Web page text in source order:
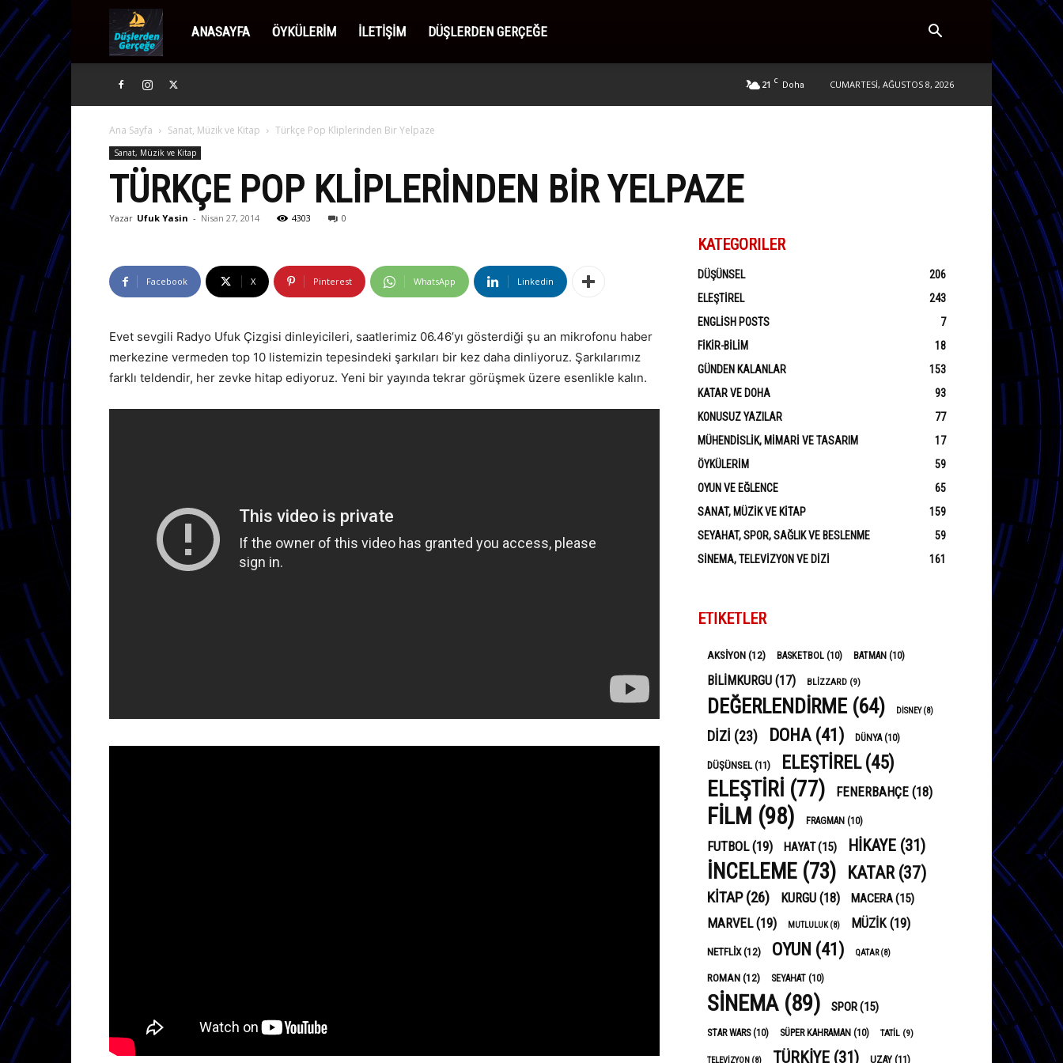
Düşlerden
ANASAYFA ÖYKÜLERIM İLETIŞIM DÜŞLERDEN GERÇEĞE
21 C Doha CUMARTESI, AĞUSTOS 8, 2026
Ana Sayfa Sanat, Müzik ve Kitap Türkçe Pop Kliplerinden Bir Yelpaze
Sanat, Müzik ve Kitap
TÜRKÇE POP KLIPLERINDEN BIR YELPAZE
Yazar Ufuk Yasin - Nisan 27, 2014 4303 0
Facebook X Pinterest WhatsApp Linkedin
Evet sevgili Radyo Ufuk Çizgisi dinleyicileri, saatlerimiz 06.46’yı gösterdiği şu an mikrofonu haber
merkezine vermeden top 10 listemizin tepesindeki şarkıları bir kez daha dinliyoruz. Şarkılarımız
farklı teldendir, her zevke hitap ediyoruz. Yeni bir yayında tekrar görüşmek üzere esenlikle kalın.
KATEGORILER
DÜŞÜNSEL
206
ELEŞTIREL
243
ENGLISH POSTS
7
FIKIR-BILIM
18
GÜNDEN KALANLAR
153
KATAR VE DOHA
93
KONUSUZ YAZILAR
77
MÜHENDISLIK, MIMARI VE TASARIM
17
ÖYKÜLERIM
59
OYUN VE EĞLENCE
65
SANAT, MÜZIK VE KITAP
159
SEYAHAT, SPOR, SAĞLIK VE BESLENME
59
SINEMA, TELEVIZYON VE DIZI
161
ETIKETLER
AKSIYON(12) BASKETBOL (10) BATMAN (10)
BILIMKURGU (17) BLIZZARD (9)
DEĞERLENDIRME (64) DISNEY(8)
DIZI (23) DOHA (41) DÜNYA(10)
DÜŞÜNSEL(11) ELEŞTIREL(45)
ELEŞTIRI (77) FENERBAHÇE (18)
FILM (98) FRAGMAN (10)
FUTBOL(19) HAYAT(15) HIKAYE (31)
INCELEME (73) KATAR(37)
KITAP(26) KURGU (18) MACERA(15)
MARVEL(19) MUTLULUK(8) MÜZIK(19)
NETFLIX(12) OYUN (41) QATAR(8)
ROMAN(12) SEYAHAT (10)
SINEMA(89) SPOR(15)
STAR WARS(10) SÜPER KAHRAMAN (10) TATIL (9)
TELEVIZYON (8) TÜRKIYE (31) UZAY (11)